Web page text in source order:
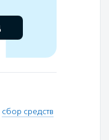
сбор средств